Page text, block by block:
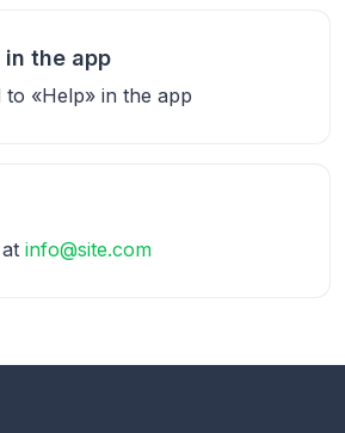
in the app
to «Help» in the app
info@site.com